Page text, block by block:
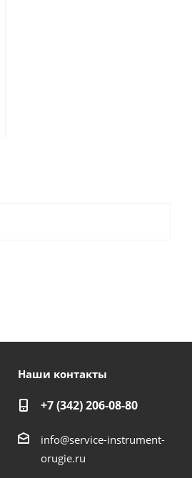
Наши контакты
+7 (342) 206-08-80
info@service-instrument-
orugie.ru